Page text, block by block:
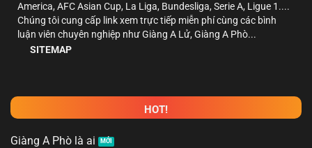
America, AFC Asian Cup, La Liga, Bundesliga, Serie A, Ligue 1....
Chúng tôi cung cấp link xem trực tiếp miễn phí cùng các bình
luận viên chuyên nghiệp như Giàng A Lử, Giàng A Phò...
SITEMAP
HOT!
Giàng A Phò là ai